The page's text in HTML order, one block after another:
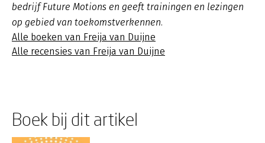
bedrijf Future Motions en geeft trainingen en lezingen
op gebied van toekomstverkennen.
Alle boeken van Freija van Duijne
Alle recensies van Freija van Duijne
Boek bij dit artikel